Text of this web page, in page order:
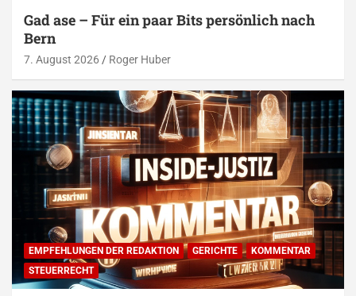
Gad ase – Für ein paar Bits persönlich nach
Bern
7. August 2026 Roger Huber
EMPFEHLUNGEN DER REDAKTION GERICHTE
KOMMENTAR
STEUERRECHT